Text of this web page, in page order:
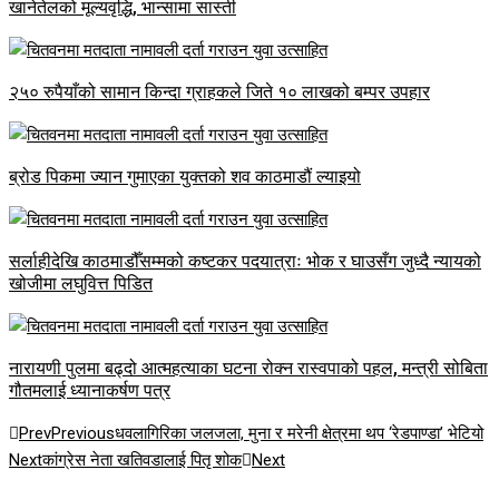
खानेतेलको मूल्यवृद्धि, भान्सामा सास्ती
२५० रुपैयाँको सामान किन्दा ग्राहकले जिते १० लाखको बम्पर उपहार
ब्रोड पिकमा ज्यान गुमाएका युक्तको शव काठमाडौं ल्याइयो
सर्लाहीदेखि काठमाडौँसम्मको कष्टकर पदयात्राः भोक र घाउसँग जुध्दै न्यायको
खोजीमा लघुवित्त पिडित
नारायणी पुलमा बढ्दो आत्महत्याका घटना रोक्न रास्वपाको पहल, मन्त्री सोबिता
गौतमलाई ध्यानाकर्षण पत्र
PrevPreviousधवलागिरिका जलजला, मुना र मरेनी क्षेत्रमा थप ‘रेडपाण्डा’ भेटियो
Nextकांग्रेस नेता खतिवडालाई पितृ शोक Next